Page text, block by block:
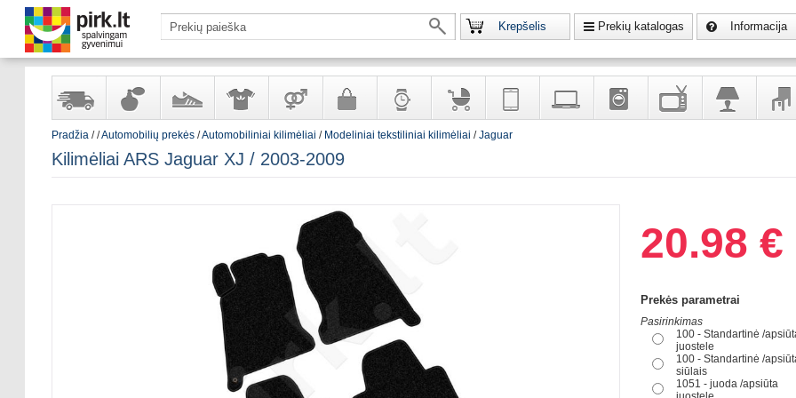
Krepšelis Prekių katalogas Informacija
sandėlyje
ir
kosmetika
ir
aksesuarai
suaugusiems
papuošalai
ir ryšio
namų
Pradžia//Automobilių prekės/Automobiliniai kilimėliai / Modeliniai tekstiliniai kilimėliai /Jaguar
Kilimėliai ARS Jaguar XJ / 2003-2009
20.98 €
Prekės parametrai
Pasirinkimas
100 - Standartinė /
juostele
100 - Standartinė /
siūlais
1051 - juoda /apsiūta